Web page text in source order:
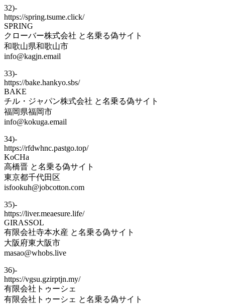
32)-
https://spring.tsume.click/
SPRING
クローバー株式会社 と名乗る偽サイト
和歌山県和歌山市
info@kagjn.email
33)-
https://bake.hankyo.sbs/
BAKE
チル・ジャパン株式会社 と名乗る偽サイト
福岡県福岡市
info@kokuga.email
34)-
https://rfdwhnc.pastgo.top/
KoCHa
高橋晋 と名乗る偽サイト
東京都千代田区
isfookuh@jobcotton.com
35)-
https://liver.meaesure.life/
GIRASSOL
有限会社寺本水産 と名乗る偽サイト
大阪府東大阪市
masao@whobs.live
36)-
https://vgsu.gzirptjn.my/
有限会社トゥーシェ
有限会社トゥーシェ と名乗る偽サイト